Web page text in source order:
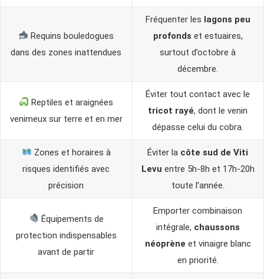
Requins bouledogues
dans des zones inattendues
Fréquenter les lagons peu
profonds et estuaires,
surtout d’octobre à
décembre.
Reptiles et araignées
venimeux sur terre et en mer
Éviter tout contact avec le
tricot rayé, dont le venin
dépasse celui du cobra.
Zones et horaires à
risques identifiés avec
précision
Éviter la côte sud de Viti
Levu entre 5h-8h et 17h-20h
toute l’année.
Équipements de
protection indispensables
avant de partir
Emporter combinaison
intégrale, chaussons
néoprène et vinaigre blanc
en priorité.